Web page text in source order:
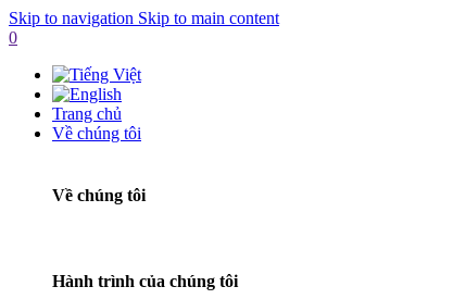
Skip to navigation Skip to main content
0
Trang chủ
Về chúng tôi
Về chúng tôi
Hành trình của chúng tôi